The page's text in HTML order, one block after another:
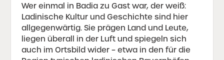
Wer einmal in Badia zu Gast war, der weiß:
Ladinische Kultur und Geschichte sind hier
allgegenwärtig. Sie prägen Land und Leute,
liegen überall in der Luft und spiegeln sich
auch im Ortsbild wider – etwa in den für die